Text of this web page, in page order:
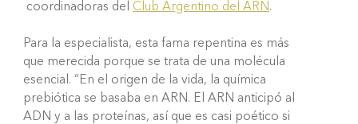
coordinadoras del Club Argentino del ARN.
Para la especialista, esta fama repentina es más
que merecida porque se trata de una molécula
esencial. “En el origen de la vida, la química
prebiótica se basaba en ARN. El ARN anticipó al
ADN y a las proteínas, así que es casi poético si